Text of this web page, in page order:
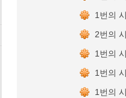
1번의
2번의
1번의
1번의
1번의